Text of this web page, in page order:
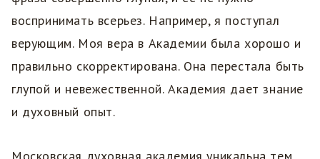
воспринимать всерьез. Например, я поступал
верующим. Моя вера в Академии была хорошо и
правильно скорректирована. Она перестала быть
глупой и невежественной. Академия дает знание
и духовный опыт.